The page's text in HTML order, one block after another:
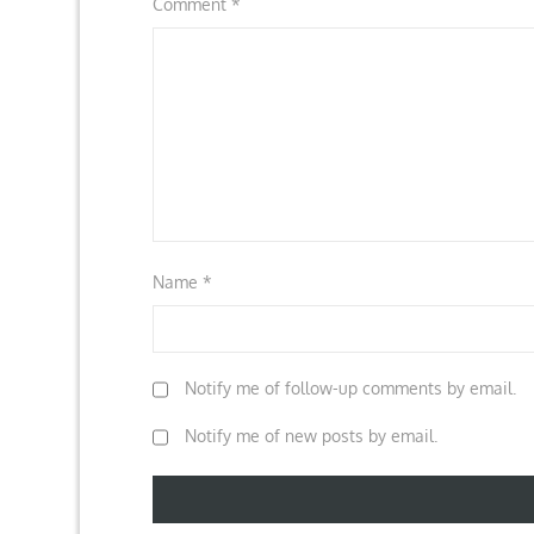
Comment *
Name *
Notify me of follow-up comments by email.
Notify me of new posts by email.